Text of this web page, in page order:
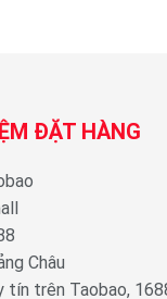
ĐẶT HÀNG
Châu
tín trên Taobao,